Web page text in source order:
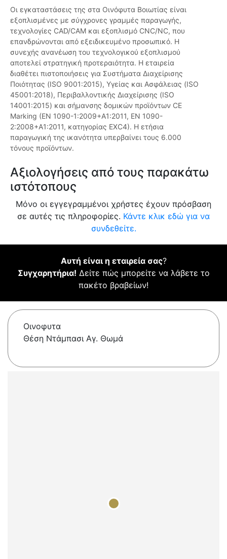
Οι εγκαταστάσεις της στα Οινόφυτα Βοιωτίας είναι
εξοπλισμένες με σύγχρονες γραμμές παραγωγής,
τεχνολογίες CAD/CAM και εξοπλισμό CNC/NC, που
επανδρώνονται από εξειδικευμένο προσωπικό. Η
συνεχής ανανέωση του τεχνολογικού εξοπλισμού
αποτελεί στρατηγική προτεραιότητα. Η εταιρεία
διαθέτει πιστοποιήσεις για Συστήματα Διαχείρισης
Ποιότητας (ISO 9001:2015), Υγείας και Ασφάλειας (ISO
45001:2018), Περιβαλλοντικής Διαχείρισης (ISO
14001:2015) και σήμανσης δομικών προϊόντων CE
Marking (EN 1090-1:2009+A1:2011, EN 1090-
2:2008+A1:2011, κατηγορίας EXC4). Η ετήσια
παραγωγική της ικανότητα υπερβαίνει τους 6.000
τόνους προϊόντων.
Αξιολογήσεις από τους παρακάτω
ιστότοπους
Μόνο οι εγγεγραμμένοι χρήστες έχουν πρόσβαση
σε αυτές τις πληροφορίες. Κάντε κλικ εδώ για να
συνδεθείτε.
Αυτή είναι η εταιρεία σας?
Συγχαρητήρια! Δείτε πώς μπορείτε να λάβετε το
πακέτο βραβείων!
Οινοφυτα
Θέση Ντάμπασι Αγ. Θωμά